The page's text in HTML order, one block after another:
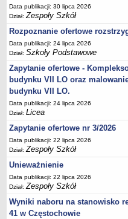
Godziny dyżurów
Ogłoszenia
Zarządzenia
Rejestry, ewidencje, archiwa
Kontrole
PONOWNE
Sprawozdania
Deklaracja dostępności
DEKLARACJA DOSTĘPNOŚCI
OŚWIADCZENIA MAJĄTKOWE
PONOWNE WYKORZYSTYWANIE
UDOSTĘPNIANIE INFORMACJI
OCHRONA DANYCH OSOBOWYCH
Data publikacji: 30 lipca 2026
Dział:Zespoły Szkół
Rozpoznanie ofertowe
Data publikacji: 24 lipca 2026
Dział:Szkoły Podstawowe
Zapytanie ofertowe -
budynku VII LO oraz
budynku VII LO.
Data publikacji: 24 lipca 2026
Dział:Licea
Zapytanie ofertowe nr 3/2026
Data publikacji: 22 lipca 2026
Dział:Zespoły Szkół
Unieważnienie
Data publikacji: 22 lipca 2026
Dział:Zespoły Szkół
Wyniki naboru na stanowisko
41 w Częstochowie